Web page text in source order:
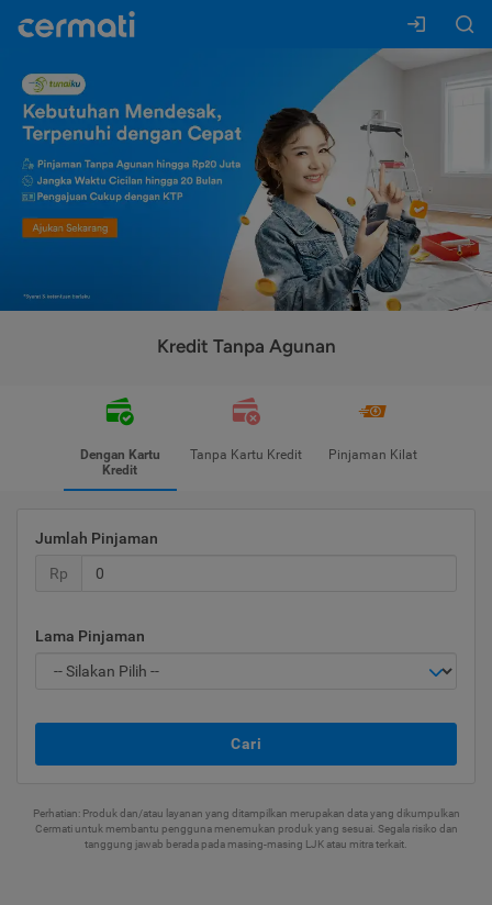
Kredit Tanpa Agunan
Dengan Kartu
Kredit
Tanpa Kartu Kredit Pinjaman Kilat
Jumlah Pinjaman
Rp
Lama Pinjaman
Cari
Perhatian: Produk dan/atau layanan yang ditampilkan merupakan data yang dikumpulkan
Cermati untuk membantu pengguna menemukan produk yang sesuai. Segala risiko dan
tanggung jawab berada pada masing-masing LJK atau mitra terkait.